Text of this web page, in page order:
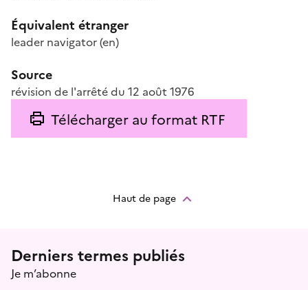
Équivalent étranger
leader navigator(en)
Source
révision de l'arrêté du 12 août 1976
Télécharger au format RTF
Haut de page
Menu prefooter
Derniers termes publiés
Je m’abonne